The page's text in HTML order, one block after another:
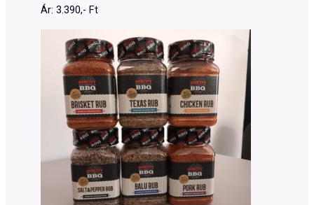
Ár: 3.390,- Ft